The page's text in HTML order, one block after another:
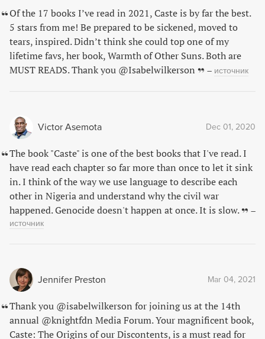
Of the 17 books I’ve read in 2021, Caste is by far the best.
5 stars from me! Be prepared to be sickened, moved to
tears, inspired. Didn’t think she could top one of my
lifetime favs, her book, Warmth of Other Suns. Both are
MUST READS. Thank you ⁦@Isabelwilkerson⁩
– источник
Victor Asemota Dec 01, 2020
The book "Caste" is one of the best books that I've read. I
have read each chapter so far more than once to let it sink
in. I think of the way we use language to describe each
other in Nigeria and understand why the civil war
happened. Genocide doesn't happen at once. It is slow.
–
источник
Jennifer Preston Mar 04, 2021
Thank you @isabelwilkerson for joining us at the 14th
annual @knightfdn Media Forum. Your magnificent book,
Caste: The Origins of our Discontents, is a must read for